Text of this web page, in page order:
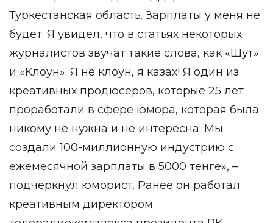
Туркестанская область. Зарплаты у меня не
будет. Я увидел, что в статьях некоторых
журналистов звучат такие слова, как «Шут»
и «Клоун». Я не клоун, я казах! Я один из
креативных продюсеров, которые 25 лет
проработали в сфере юмора, которая была
никому не нужна и не интересна. Мы
создали 100-миллионную индустрию с
ежемесячной зарплаты в 5000 тенге», –
подчеркнул юморист. Ранее он работал
креативным директором